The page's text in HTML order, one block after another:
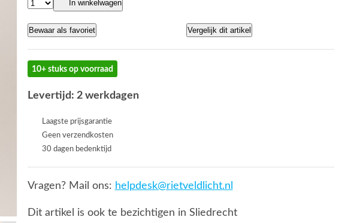
In winkelwagen
Bewaar als favoriet Vergelijk dit artikel
10+ stuks op voorraad
Levertijd: 2 werkdagen
Laagste prijsgarantie
Geen verzendkosten
30 dagen bedenktijd
Vragen? Mail ons: helpdesk@rietveldlicht.nl
Dit artikel is ook te bezichtigen in Sliedrecht